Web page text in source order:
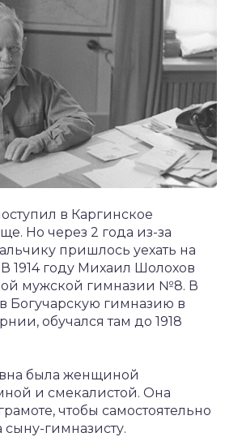
в Каргинское
Но через 2 года из-за
пришлось уехать на
1914 году Михаил Шолохов
мужской гимназии №8. В
Богучарскую гимназию в
обучался там до 1918
была женщиной
и смекалистой. Она
чтобы самостоятельно
сыну-гимназисту.